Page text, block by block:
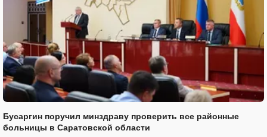
Бусаргин поручил минздраву проверить все районные
больницы в Саратовской области